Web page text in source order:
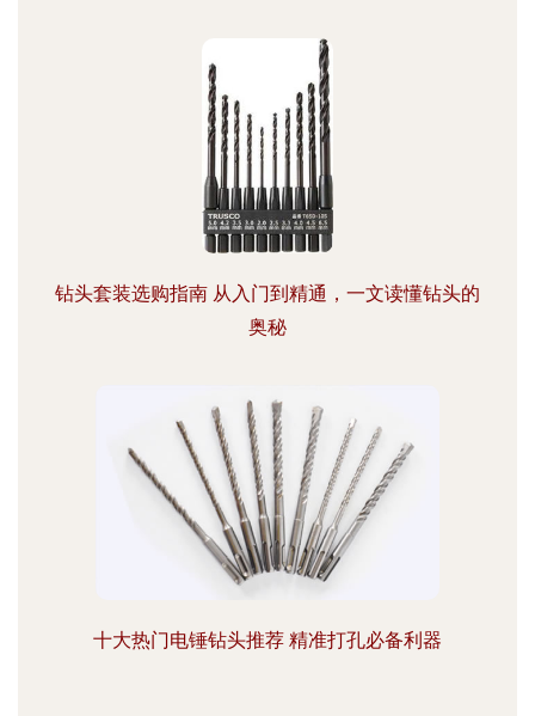
钻头套装选购指南 从入门到精通，一文读懂钻头的
奥秘
十大热门电锤钻头推荐 精准打孔必备利器